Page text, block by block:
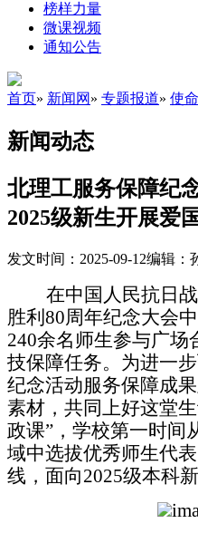
榜样力量
微课视频
通知公告
首页» 新闻网 » 专题报道» 使
新闻动态
北理工服务保障纪
2025级新生开展爱
发文时间：2025-09-12编辑：
在中国人民抗日
胜利 80周年纪念大会
240余名师生参与广场
技保障任务。为进一
纪念活动服务保障成
素材 ， 共同 上好这堂
政课” ， 学校第一时间
域中选拔优秀师生代表
线，面向2025级本科